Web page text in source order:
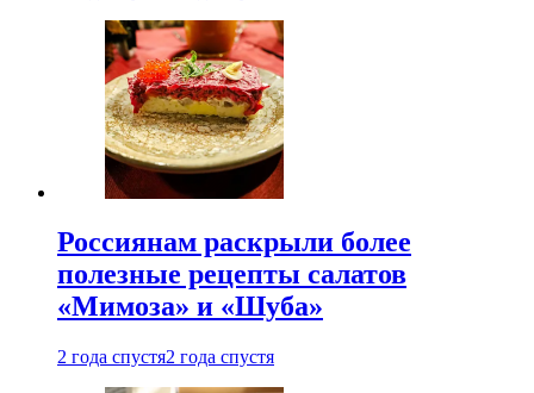
Россиянам раскрыли более
полезные рецепты салатов
«Мимоза» и «Шуба»
2 года спустя2 года спустя